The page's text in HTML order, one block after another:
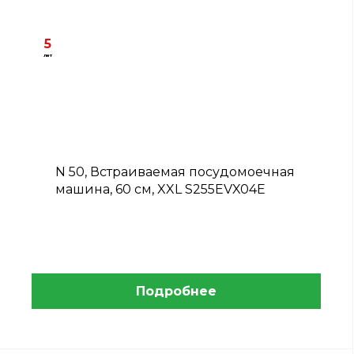
5
лет
N 50, Встраиваемая посудомоечная
машина, 60 см, XXL S255EVX04E
Подробнее